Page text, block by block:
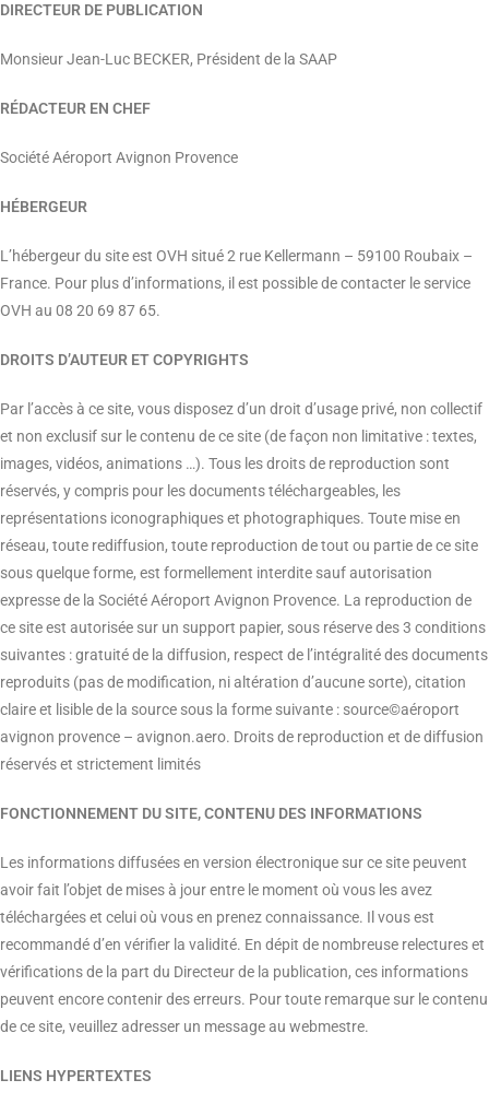
DIRECTEUR DE PUBLICATION
Monsieur Jean-Luc BECKER, Président de la SAAP
RÉDACTEUR EN CHEF
Société Aéroport Avignon Provence
HÉBERGEUR
L’hébergeur du site est OVH situé 2 rue Kellermann – 59100 Roubaix –
France. Pour plus d’informations, il est possible de contacter le service
OVH au 08 20 69 87 65.
DROITS D’AUTEUR ET COPYRIGHTS
Par l’accès à ce site, vous disposez d’un droit d’usage privé, non collectif
et non exclusif sur le contenu de ce site (de façon non limitative : textes,
images, vidéos, animations …). Tous les droits de reproduction sont
réservés, y compris pour les documents téléchargeables, les
représentations iconographiques et photographiques. Toute mise en
réseau, toute rediffusion, toute reproduction de tout ou partie de ce site
sous quelque forme, est formellement interdite sauf autorisation
expresse de la Société Aéroport Avignon Provence. La reproduction de
ce site est autorisée sur un support papier, sous réserve des 3 conditions
suivantes : gratuité de la diffusion, respect de l’intégralité des documents
reproduits (pas de modification, ni altération d’aucune sorte), citation
claire et lisible de la source sous la forme suivante : source©aéroport
avignon provence – avignon.aero. Droits de reproduction et de diffusion
réservés et strictement limités
FONCTIONNEMENT DU SITE, CONTENU DES INFORMATIONS
Les informations diffusées en version électronique sur ce site peuvent
avoir fait l’objet de mises à jour entre le moment où vous les avez
téléchargées et celui où vous en prenez connaissance. Il vous est
recommandé d’en vérifier la validité. En dépit de nombreuse relectures et
vérifications de la part du Directeur de la publication, ces informations
peuvent encore contenir des erreurs. Pour toute remarque sur le contenu
de ce site, veuillez adresser un message au webmestre.
LIENS HYPERTEXTES